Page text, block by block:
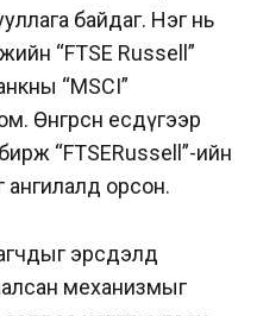
байдаг. Нэг нь
“FTSE Russell”
“MSCI”
Өнгөрсөн есдүгээр
“FTSERussell”-ийн
ангилалд орсон.
эрсдэлд
механизмыг